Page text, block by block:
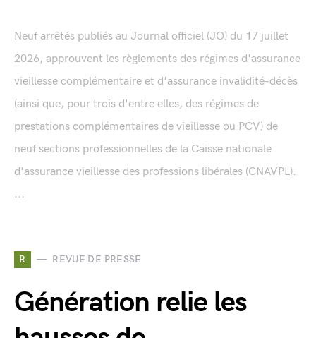
Neuf arrêtés publiés au Journal officiel (JO) du 17 juillet
2026, approuvent les règlements des régimes d'assurance
vieillesse complémentaire et d'assurance invalidité-décès
(ainsi que, pour trois d'entre elles, des régimes de
prestations complémentaires de vieillesse ou PCV) de
neuf sections professionnelles de la Caisse nationale
d'assurance vieillesse des professions libérales (CNAVPL).
...
R REVUE DE PRESSE
Génération relie les